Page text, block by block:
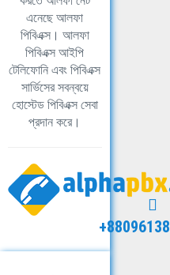
এনেছে আলফা
পিবিএক্স। আলফা
পিবিএক্স আইপি
টেলিফোনি এবং পিবিএক্স
সার্ভিসের সবন্বয়ে
হোস্টেড পিবিএক্স সেবা
প্রদান করে।